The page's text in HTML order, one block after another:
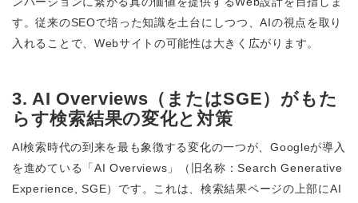
す。従来のSEOで培った知識を土台にしつつ、AIの視点を取り
入れることで、Webサイトの可能性は大きく広がります。
3. AI Overviews（またはSGE）がもた
らす検索結果の変化と対策
AI検索時代の到来を最も象徴する変化の一つが、Googleが導入
を進めている「AI Overviews」（旧名称：Search Generative
Experience, SGE）です。これは、検索結果ページの上部にAI